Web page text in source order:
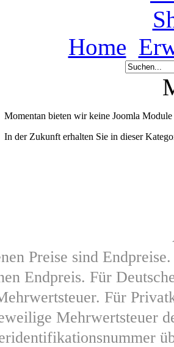
Home
Momentan bieten wir keine Joomla Module
In der Zukunft erhalten Sie in dieser
Preise sind
Endpreis. Für
Für
Mehrwertsteuer